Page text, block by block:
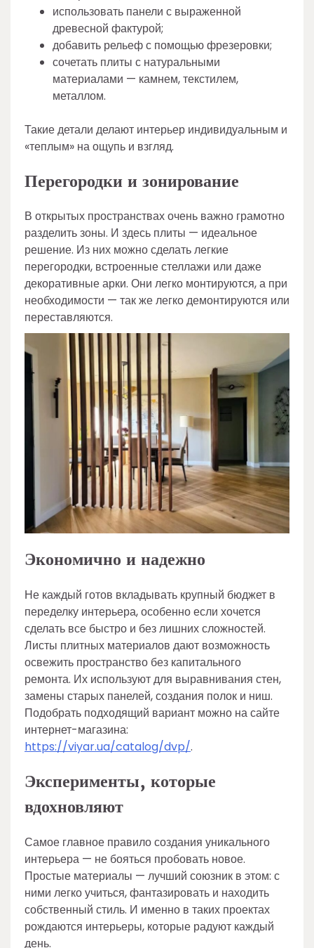
использовать панели с выраженной
древесной фактурой;
добавить рельеф с помощью фрезеровки;
сочетать плиты с натуральными
материалами — камнем, текстилем,
металлом.
Такие детали делают интерьер индивидуальным и
«теплым» на ощупь и взгляд.
Перегородки и зонирование
В открытых пространствах очень важно грамотно
разделить зоны. И здесь плиты — идеальное
решение. Из них можно сделать легкие
перегородки, встроенные стеллажи или даже
декоративные арки. Они легко монтируются, а при
необходимости — так же легко демонтируются или
переставляются.
Экономично и надежно
Не каждый готов вкладывать крупный бюджет в
переделку интерьера, особенно если хочется
сделать все быстро и без лишних сложностей.
Листы плитных материалов дают возможность
освежить пространство без капитального
ремонта. Их используют для выравнивания стен,
замены старых панелей, создания полок и ниш.
Подобрать подходящий вариант можно на сайте
интернет-магазина:
https://viyar.ua/catalog/dvp/.
Эксперименты, которые
вдохновляют
Самое главное правило создания уникального
интерьера — не бояться пробовать новое.
Простые материалы — лучший союзник в этом: с
ними легко учиться, фантазировать и находить
собственный стиль. И именно в таких проектах
рождаются интерьеры, которые радуют каждый
день.